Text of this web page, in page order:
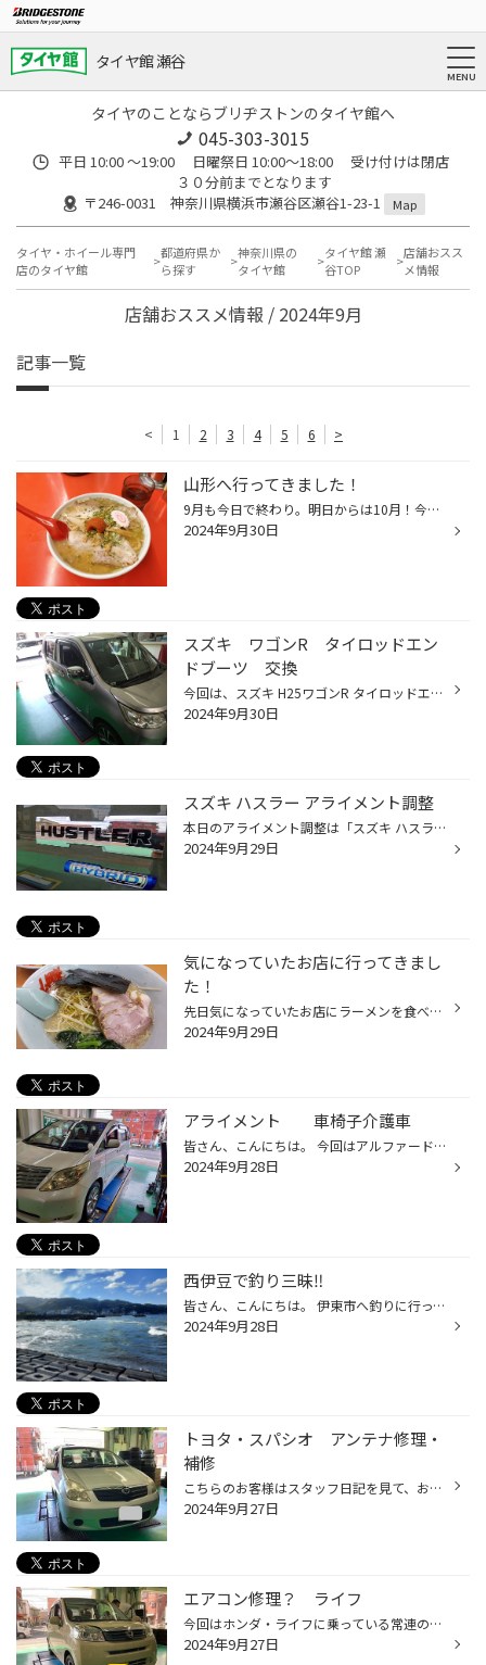
タイヤ館 瀬谷
タイヤのことならブリヂストンのタイヤ館へ
045-303-3015
平日 10:00 ～19:00 日曜祭日 10:00～18:00 受け付けは閉店
３０分前までとなります
〒246-0031 神奈川県横浜市瀬谷区瀬谷1-23-1
Map
タイヤ・ホイール専門
店のタイヤ館
都道府県か
ら探す
神奈川県の
タイヤ館
タイヤ館 瀬
谷TOP
店舗おスス
メ情報
店舗おススメ情報 / 2024年9月
記事一覧
< 1 2 3 4 5 6 >
山形へ行ってきました！
9月も今日で終わり。明日からは10月！今年も残りわずかですね。 秋の気配のこの陽気と少しの肌寒さに毎年テンションがあがります。 先日休みを頂いて、山形県に住む友人に会いに行ってきました。 友人に会うのは1年ぶり。前職の同期入社の友人で、色々な苦楽をともにした大切な仲間です。 お互いに...
2024年9月30日
スズキ ワゴンR タイロッドエン
ドブーツ 交換
今回は、スズキ H25ワゴンR タイロッドエンドブーツ交換をご紹介いたします！ 交換するタイロッドエンドブーツです。 小袋に入っていますｗ 交換前のタイロッドエンドブーツです。 白く見えているのがグリスが出ている所です。 ピンを抜いて、ボルトを外して見るとタイロッドエンドブーツが切れてい...
2024年9月30日
スズキ ハスラー アライメント調整
本日のアライメント調整は「スズキ ハスラー」です。 こちらのお客様は足回り部品を交換されてからハンドルセンターがズレてしまったとのことでアライメント調整をやらせていただきました。 さっそく機械を取付け診断をしてみました。 調整出来る所では右フロントのトーにズレがありました。 ハスラ...
2024年9月29日
気になっていたお店に行ってきまし
た！
先日気になっていたお店にラーメンを食べに行ってきました。 店内は平日でしたが沢山のお客さんで賑わっていました。 暫く待って席に案内され注文してやってきたラーメンはネギチャーシュー麺です。 ついでにチャーハンも頼みました。 最近は腹八分目を気にしているのですが今回ばかりはお腹いっぱ...
2024年9月29日
アライメント 車椅子介護車
皆さん、こんにちは。 今回はアルファードのアライメントですか、 車椅子介護車用のお車です。 やはり、こういった車でも運転するのにハンドルが傾いたりしてると運転しにくくなります。 しっかりとアライメントをして安全運転をしてもらえると嬉しくなりますね。
2024年9月28日
西伊豆で釣り三昧‼️
皆さん、こんにちは。 伊東市へ釣りに行って来ました。 ですが、海は大荒れでとても釣りをできる状況ではなかったです。 ですが、このままでは終わりたく在りません❗ 西伊豆だったら、風が弱いはす！ で、 伊豆を横断しました。 松崎まで走りました！時間はかかりましたが、綺麗な朝焼けを見ること...
2024年9月28日
トヨタ・スパシオ アンテナ修理・
補修
こちらのお客様はスタッフ日記を見て、お問い合わせをいただきました。 遠方からのお問い合わせだったのですが、近くで修理・補修をしてくれる所がないそうで困っている感じです。 トヨタのディーラーで新品アンテナの見積もりをされたそうですが、かなりの高額の為、タイヤ館瀬谷店に行くので修理...
2024年9月27日
エアコン修理？ ライフ
今回はホンダ・ライフに乗っている常連のお客様。 お客様にお話を伺うと、最近、エアコンの風が弱くなったり強くなったりしているとの事。 早速、グローブボックスを外して点検？スーパー＆コンビニがヒント！！ これが原因のビニール袋、空気を吸う場所に蓋をしてしまっています。 ビニール袋を取...
2024年9月27日